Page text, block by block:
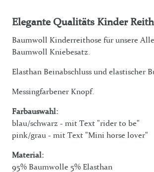
Elegante Qualitäts Kinder
Baumwoll Kinderreithose für unsere
Baumwoll Kniebesatz.
Elasthan Beinabschluss und elastischer
Messingfarbener Knopf.
Farbauswahl:
blau/schwarz - mit Text "rider to be"
pink/grau - mit Text "Mini horse lover"
Material:
95% Baumwolle 5% Elasthan